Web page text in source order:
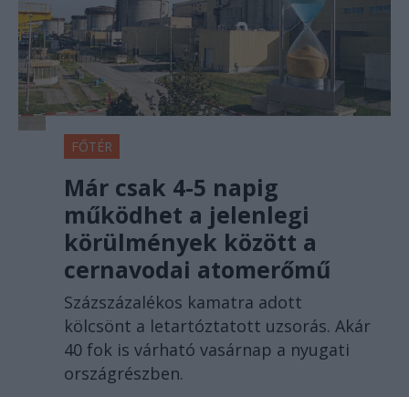
FŐTÉR
Már csak 4-5 napig
működhet a jelenlegi
körülmények között a
cernavodai atomerőmű
Százszázalékos kamatra adott
kölcsönt a letartóztatott uzsorás. Akár
40 fok is várható vasárnap a nyugati
országrészben.